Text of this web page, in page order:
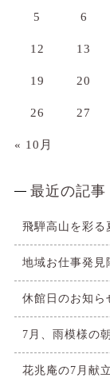
5 6
12 13
19 20
26 27
« 10月
最近の記事
飛騨高山を彩る
地域お仕事発見
休館日のお知ら
7月、雨模様の
花兆庵の7月献